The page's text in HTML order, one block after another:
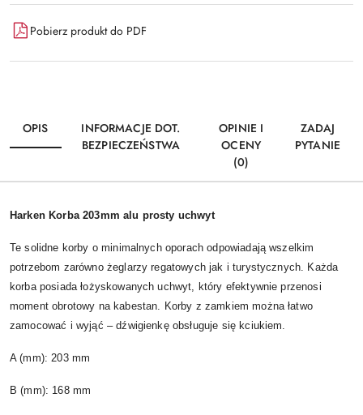
Pobierz produkt do PDF
OPIS
INFORMACJE DOT.
BEZPIECZEŃSTWA
OPINIE I
OCENY
(0)
ZADAJ
PYTANIE
Harken Korba 203mm alu prosty uchwyt
Te solidne korby o minimalnych oporach odpowiadają wszelkim
potrzebom zarówno żeglarzy regatowych jak i turystycznych. Każda
korba posiada łożyskowanych uchwyt, który efektywnie przenosi
moment obrotowy na kabestan. Korby z zamkiem można łatwo
zamocować i wyjąć – dźwigienkę obsługuje się kciukiem.
A (mm): 203 mm
B (mm): 168 mm